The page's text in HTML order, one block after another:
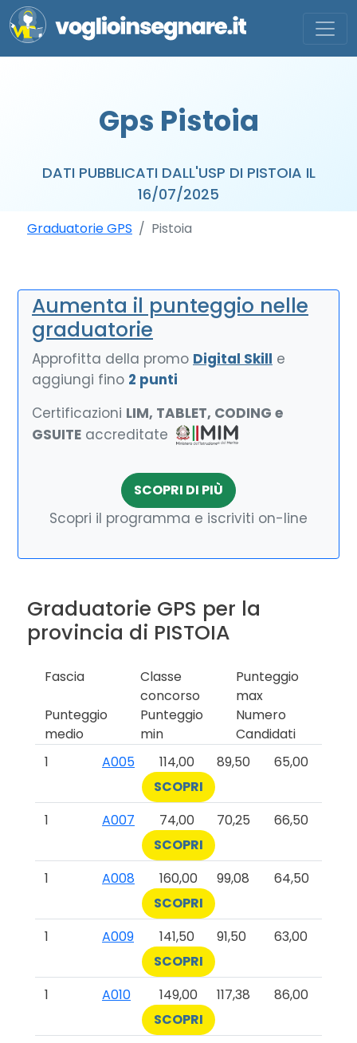
Gps Pistoia
DATI PUBBLICATI DALL'USP DI PISTOIA IL
16/07/2025
Graduatorie GPS Pistoia
Aumenta il punteggio nelle
graduatorie
Approfitta della promo Digital Skill e
aggiungi fino 2 punti
Certificazioni LIM, TABLET, CODING e
GSUITE accreditate
SCOPRI DI PIÙ
Scopri il programma e iscriviti on-line
Graduatorie GPS per la
provincia di PISTOIA
Fascia
Classe
concorso
Punteggio
max
Punteggio
medio
Punteggio
min
Numero
Candidati
1
A005 114,00 89,50
65,00
SCOPRI
1
A007 74,00 70,25
66,50
SCOPRI
1
A008 160,00 99,08
64,50
SCOPRI
1
A009 141,50 91,50
63,00
SCOPRI
1
A010 149,00 117,38
86,00
SCOPRI